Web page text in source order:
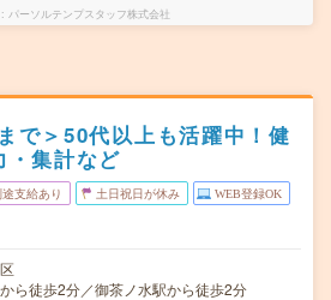
パーソルテンプスタッフ株式会社
で＞50代以上も活躍中！健
・集計など
支給あり 土日祝日が休み WEB登録OK
ら徒歩2分／御茶ノ水駅から徒歩2分